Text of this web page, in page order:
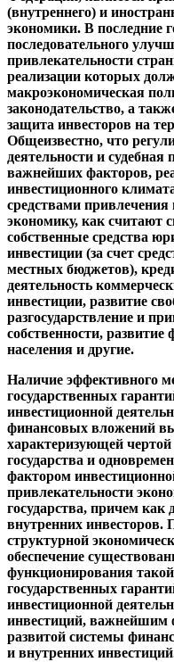
(внутреннего) и
экономики. В последние
последовательного
привлекательности
реализации которых
макроэкономическая
законодательство, а
защита инвесторов на
Общеизвестно, что
деятельности и судебная
важнейших факторов,
инвестиционного
средствами
экономику, как считают
собственные средства
инвестиции (за счет
местных бюджетов),
деятельность
инвестиции, развитие
разгосударствление и
собственности,
населения и другие.
Наличие эффективного
государственных
инвестиционной
финансовых вложений
характеризующей
государства и
фактором
привлекательности
государства, причем
внутренних
структурной
обеспечение
функционирования
государственных
инвестиционной
инвестиций, важнейшим
развитой системы
и внутренних